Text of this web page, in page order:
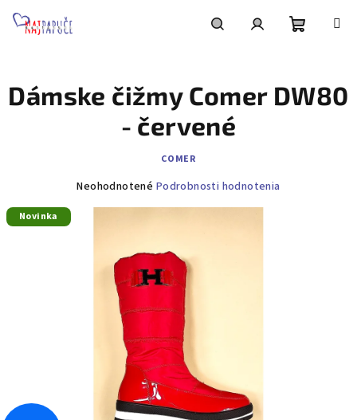
košík
Dámske čižmy Comer DW80
- červené
COMER
Priemerné
hviezdičiek.
Neohodnotené Podrobnosti hodnotenia
Novinka